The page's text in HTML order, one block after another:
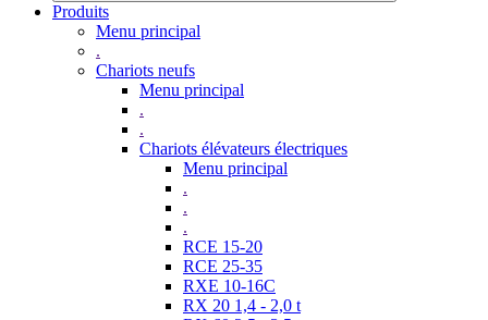
Produits
Menu principal
.
Chariots neufs
Menu principal
.
.
Chariots élévateurs électriques
Menu principal
.
.
.
RCE 15-20
RCE 25-35
RXE 10-16C
RX 20 1,4 - 2,0 t